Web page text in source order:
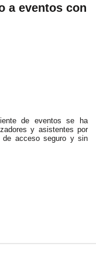
a eventos con
de eventos se ha
y asistentes por
de acceso seguro y sin